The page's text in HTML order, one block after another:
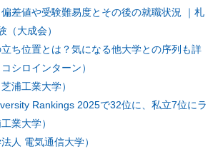
差値や受験難易度とその後の就職状況 ｜札
（大成会）
ち位置とは？気になる他大学との序列も詳
シロインターン）
浦工業大学）
Rankings 2025で32位に、私立7位にラ
業大学）
人 電気通信大学）